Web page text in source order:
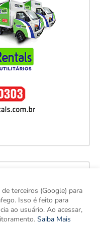
terceiros (Google) para
Isso é feito para
ao usuário. Ao acessar,
Saiba Mais